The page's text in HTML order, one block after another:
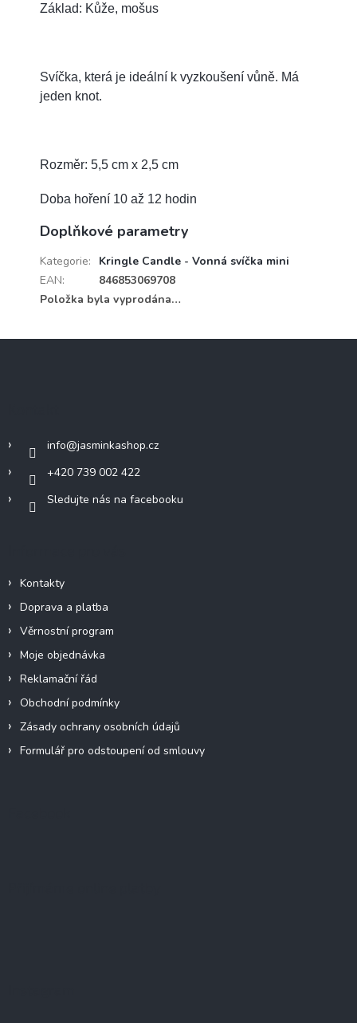
Základ: Kůže, mošus
Svíčka, která je ideální k vyzkoušení vůně. Má
jeden knot.
Rozměr: 5,5 cm x 2,5 cm
Doba hoření 10 až 12 hodin
Doplňkové parametry
Kategorie:
Kringle Candle - Vonná svíčka mini
EAN:
846853069708
Položka byla vyprodána…
info@jasminkashop.cz
+420 739 002 422
Sledujte nás na facebooku
Kontakty
Doprava a platba
Věrnostní program
Moje objednávka
Reklamační řád
Obchodní podmínky
Zásady ochrany osobních údajů
Formulář pro odstoupení od smlouvy